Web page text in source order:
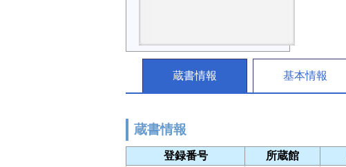
蔵書情報 基本情報
蔵書情報
登録番号 所蔵館